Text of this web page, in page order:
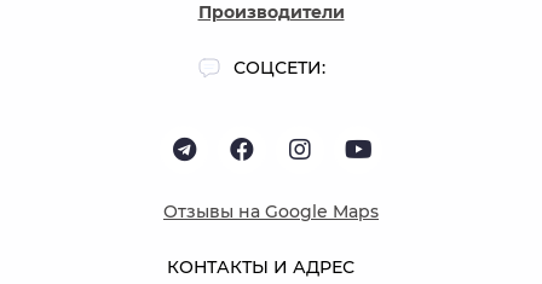
КОНТАКТЫ И АДРЕС
Производители
СОЦСЕТИ:
Отзывы на Google Maps